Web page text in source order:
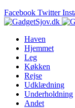
Facebook Twitter
Haven
Hjemmet
Leg
Køkken
Rejse
Udklædning
Underholdning
Andet